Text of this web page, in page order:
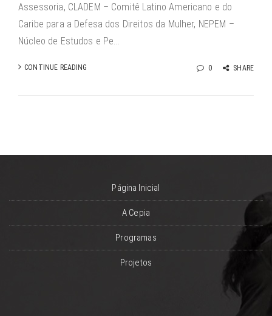
Assessoria, CLADEM – Comitê Latino Americano e do
Caribe para a Defesa dos Direitos da Mulher, NEPEM –
Núcleo de Estudos e Pe...
CONTINUE READING 0 SHARE
Página Inicial
A Cepia
Programas
Projetos